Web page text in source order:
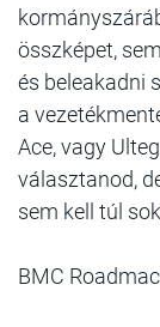
összképet,
és beleakadni
a
Ace, vagy
választanod,
sem kell túl
BMC